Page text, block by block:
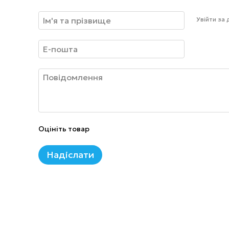
Увійти
Оцініть товар
Надіслати